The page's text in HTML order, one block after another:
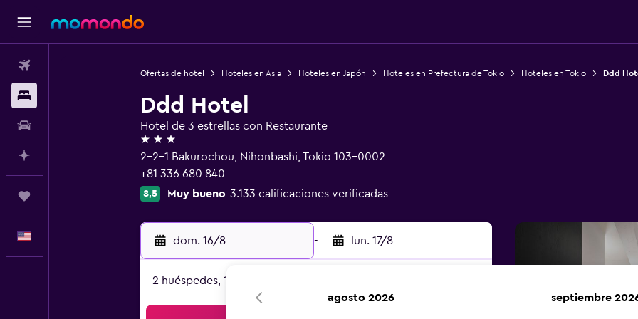
Ofertas de hotel Hoteles en Asia Hoteles en Japón Hoteles en Prefectura de Tokio Hoteles en Tokio Ddd
Ddd Hotel
Hotel de 3 estrellas con Restaurante
3 estrellas
2-2-1 Bakurochou, Nihonbashi, Tokio 103-0002
+81 336 680 840
8,5 Muy bueno 3.133 calificaciones verificadas
dom. 16/8 - lun. 17/8
2 huéspedes, 1 habitación
agosto 2026 septiembre